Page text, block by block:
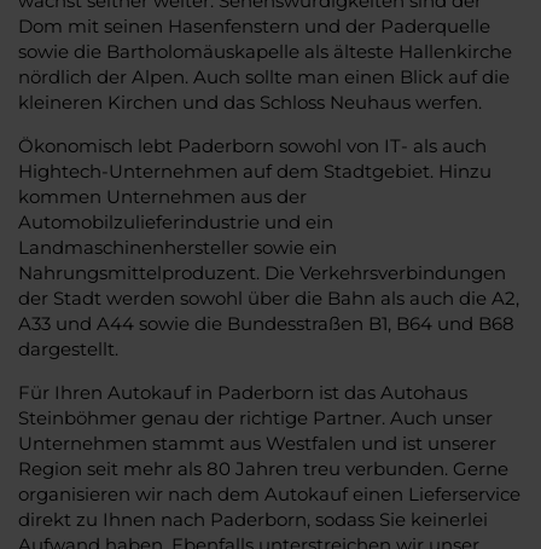
Dom mit seinen Hasenfenstern und der Paderquelle
sowie die Bartholomäuskapelle als älteste Hallenkirche
nördlich der Alpen. Auch sollte man einen Blick auf die
kleineren Kirchen und das Schloss Neuhaus werfen.
Ökonomisch lebt Paderborn sowohl von IT- als auch
Hightech-Unternehmen auf dem Stadtgebiet. Hinzu
kommen Unternehmen aus der
Automobilzulieferindustrie und ein
Landmaschinenhersteller sowie ein
Nahrungsmittelproduzent. Die Verkehrsverbindungen
der Stadt werden sowohl über die Bahn als auch die A2,
A33 und A44 sowie die Bundesstraßen B1, B64 und B68
dargestellt.
Für Ihren Autokauf in Paderborn ist das Autohaus
Steinböhmer genau der richtige Partner. Auch unser
Unternehmen stammt aus Westfalen und ist unserer
Region seit mehr als 80 Jahren treu verbunden. Gerne
organisieren wir nach dem Autokauf einen Lieferservice
direkt zu Ihnen nach Paderborn, sodass Sie keinerlei
Aufwand haben. Ebenfalls unterstreichen wir unser